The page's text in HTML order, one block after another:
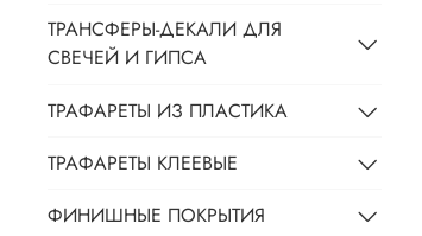
ТРАНСФЕРЫ-ДЕКАЛИ ДЛЯ
СВЕЧЕЙ И ГИПСА
ТРАФАРЕТЫ ИЗ ПЛАСТИКА
ТРАФАРЕТЫ КЛЕЕВЫЕ
ФИНИШНЫЕ ПОКРЫТИЯ